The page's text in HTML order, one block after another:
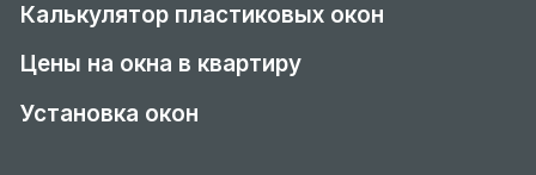
Калькулятор пластиковых окон
Цены на окна в квартиру
Установка окон